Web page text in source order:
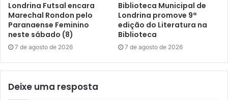
Londrina Futsal encara
Marechal Rondon pelo
Paranaense Feminino
neste sábado (8)
7 de agosto de 2026
Biblioteca Municipal de
Londrina promove 9ª
edição do Literatura na
Biblioteca
7 de agosto de 2026
Deixe uma resposta